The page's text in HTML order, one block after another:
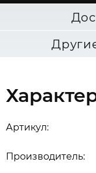
Артикул:
Производитель: